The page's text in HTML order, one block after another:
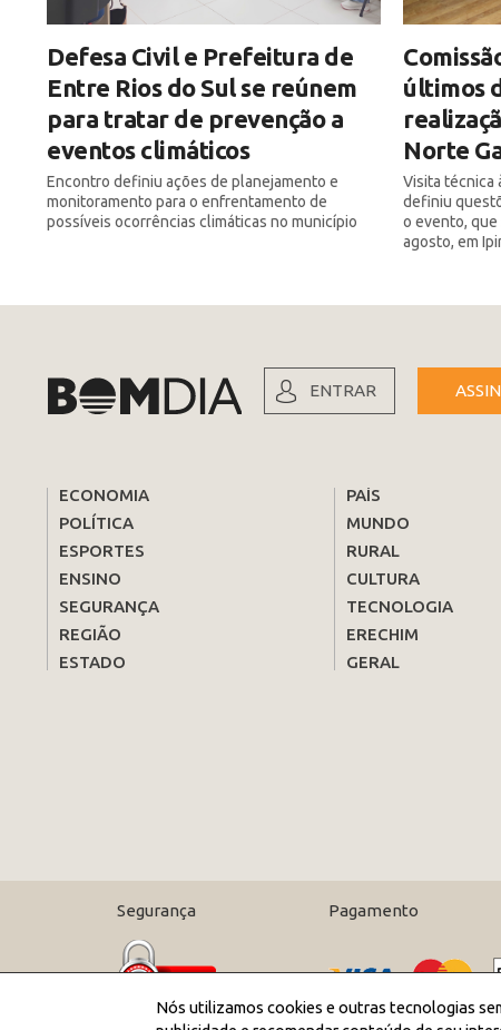
Defesa Civil e Prefeitura de
Entre Rios do Sul se reúnem
para tratar de prevenção a
eventos climáticos
Encontro definiu ações de planejamento e
monitoramento para o enfrentamento de
possíveis ocorrências climáticas no município
últimos
Norte
Visita técnica
definiu
o evento, que
agosto, em
ENTRAR
ECONOMIA
POLÍTICA
ESPORTES
ENSINO
SEGURANÇA
REGIÃO
ESTADO
PAÍS
MUNDO
RURAL
CULTURA
TECNOLOGIA
ERECHIM
GERAL
Segurança Pagamento
Nós utilizamos cookies e outras tecnologias